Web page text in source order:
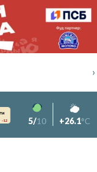
›
-1.2 5/10 +26.1°C